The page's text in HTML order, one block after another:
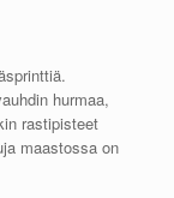
hurmaa,
rastipisteet
maastossa on